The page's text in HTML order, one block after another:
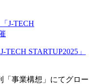
TECH STARTUP2025」
「事業構想」にてグロー